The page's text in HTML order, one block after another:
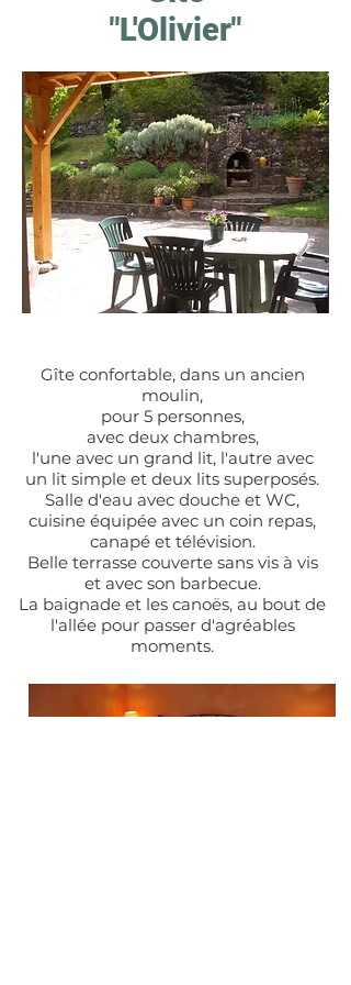
"L'Olivier"
Gîte confortable, dans un ancien
moulin,
pour 5 personnes,
avec deux chambres,
l'une avec un grand lit, l'autre avec
un lit simple et deux lits superposés.
Salle d'eau avec douche et WC,
cuisine équipée avec un coin repas,
canapé et télévision.
Belle terrasse couverte sans vis à vis
et avec son barbecue.
La baignade et les canoës, au bout de
l'allée pour passer d'agréables
moments.